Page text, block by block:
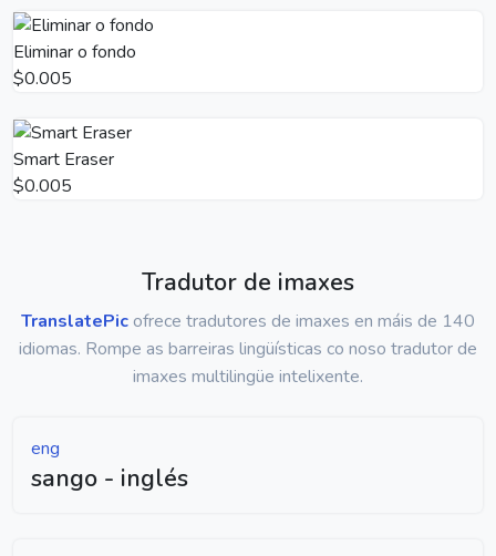
Eliminar o fondo
$0.005
Smart Eraser
$0.005
Tradutor de imaxes
TranslatePicofrece tradutores de imaxes en máis de 140
idiomas. Rompe as barreiras lingüísticas co noso tradutor de
imaxes multilingüe intelixente.
eng
sango - inglés